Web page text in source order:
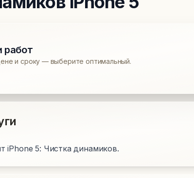
работ
и сроку — выберите оптимальный.
iPhone 5: Чистка динамиков.